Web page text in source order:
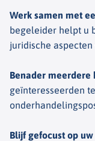
Werk samen met
begeleider helpt u
juridische
Benader meerdere
geïnteresseerden
Blijf gefocust op